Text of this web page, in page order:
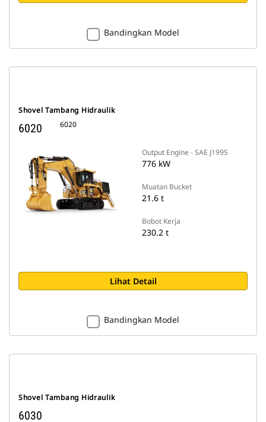
Bandingkan Model
Shovel Tambang Hidraulik
6020 6020
Output Engine - SAE J1995
776 kW
Muatan Bucket
21.6 t
Bobot Kerja
230.2 t
Lihat Detail
Bandingkan Model
Shovel Tambang Hidraulik
6030